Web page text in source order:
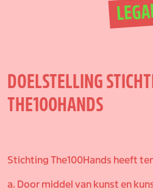
DOELSTELLING
THE100HANDS
Stichting The100Hands heeft
a. Door middel van kunst en